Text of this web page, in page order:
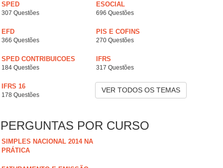
SPED
307 Questões
ESOCIAL
696 Questões
EFD
366 Questões
PIS E COFINS
270 Questões
SPED CONTRIBUICOES
184 Questões
IFRS
317 Questões
IFRS 16
178 Questões
VER TODOS OS TEMAS
PERGUNTAS POR CURSO
SIMPLES NACIONAL 2014 NA
PRÁTICA